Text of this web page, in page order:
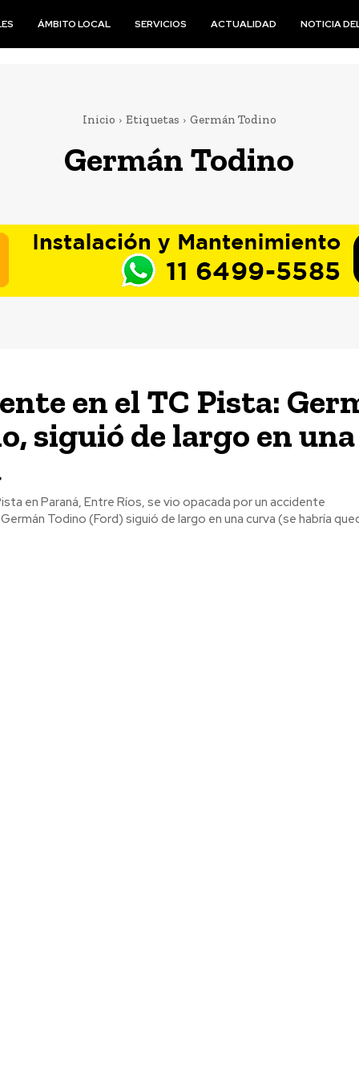
ÁMBITO LOCAL SERVICIOS ACTUALIDAD NOTICIA
Inicio Etiquetas Germán Todino
Germán Todino
en el TC Pista:
siguió de largo en una
en Paraná, Entre Ríos, se vio opacada por un accidente
Todino (Ford) siguió de largo en una curva (se habría